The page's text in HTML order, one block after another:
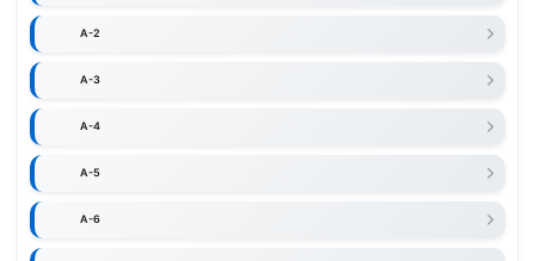
A-2
A-3
A-4
A-5
A-6